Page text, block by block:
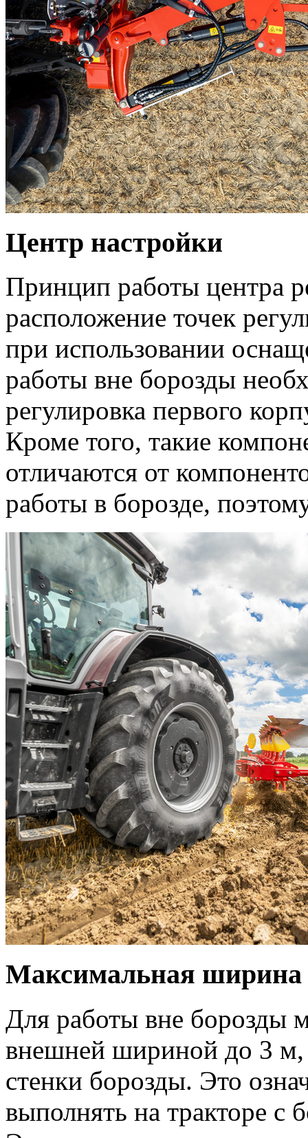
Центр настройки
Принцип работы центра
расположение точек
при использовании
работы вне борозды
регулировка первого
Кроме того, такие
отличаются от
работы в борозде,
Максимальная ширина
Для работы вне борозды
внешней шириной до 3 м
стенки борозды. Это
выполнять на тракторе